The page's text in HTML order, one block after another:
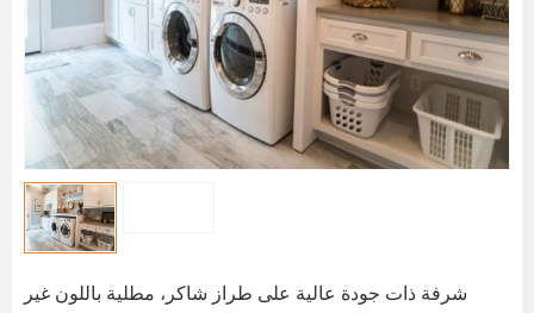
شرفة ذات جودة عالية على طراز شاكر، مطلية باللون غير